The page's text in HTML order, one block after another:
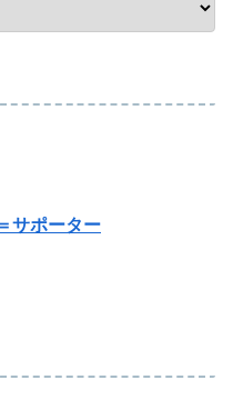
サポーター